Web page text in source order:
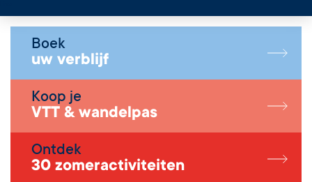
Boek
uw verblijf
Koop je
VTT & wandelpas
Ontdek
30 zomeractiviteiten